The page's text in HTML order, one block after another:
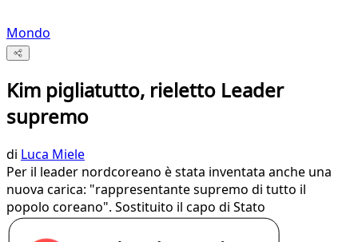
Mondo
Kim pigliatutto, rieletto Leader
supremo
di Luca Miele
Per il leader nordcoreano è stata inventata anche una
nuova carica: "rappresentante supremo di tutto il
popolo coreano". Sostituito il capo di Stato